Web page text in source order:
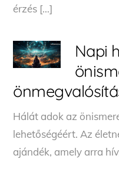
érzés […]
Napi
Hálát adok az
lehetőségéért. Az
ajándék, amely arra